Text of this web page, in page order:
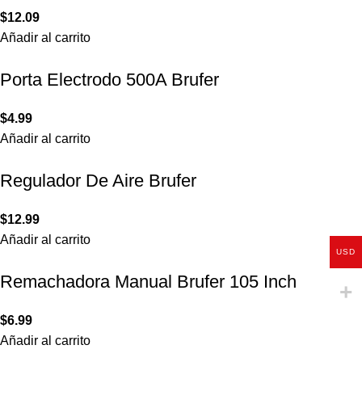
$12.09
Añadir al carrito
Porta Electrodo 500A Brufer
$4.99
Añadir al carrito
Regulador De Aire Brufer
$12.99
Añadir al carrito
Remachadora Manual Brufer 105 Inch
$6.99
Añadir al carrito
USD